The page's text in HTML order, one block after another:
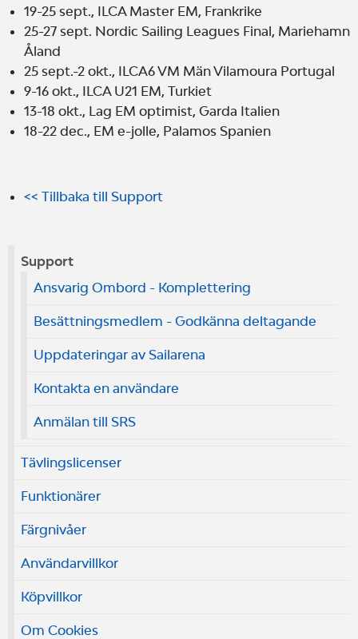
19-25 sept., ILCA Master EM, Frankrike
25-27 sept. Nordic Sailing Leagues Final, Mariehamn
Åland
25 sept.-2 okt., ILCA6 VM Män Vilamoura Portugal
9-16 okt., ILCA U21 EM, Turkiet
13-18 okt., Lag EM optimist, Garda Italien
18-22 dec., EM e-jolle, Palamos Spanien
<< Tillbaka till Support
Support
Ansvarig Ombord - Komplettering
Besättningsmedlem - Godkänna deltagande
Uppdateringar av Sailarena
Kontakta en användare
Anmälan till SRS
Tävlingslicenser
Funktionärer
Färgnivåer
Användarvillkor
Köpvillkor
Om Cookies